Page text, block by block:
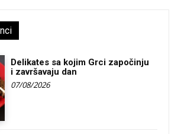
Delikates sa kojim Grci započinju
i završavaju dan
07/08/2026